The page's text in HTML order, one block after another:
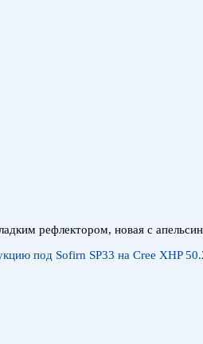
рефлектором, новая с
под Sofirn SP33 на Cree XHP